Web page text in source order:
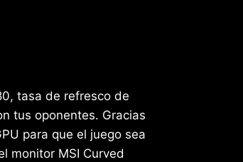
tasa de refresco de
tus oponentes. Gracias
para que el juego sea
monitor MSI Curved